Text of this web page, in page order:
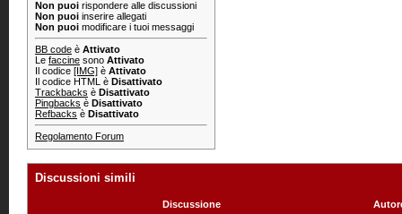
Non puoi rispondere alle discussioni
Non puoi inserire allegati
Non puoi modificare i tuoi messaggi
BB code è Attivato
Le faccine sono Attivato
Il codice [IMG] è Attivato
Il codice HTML è Disattivato
Trackbacks è Disattivato
Pingbacks è Disattivato
Refbacks è Disattivato
Regolamento Forum
Discussioni simili
Discussione